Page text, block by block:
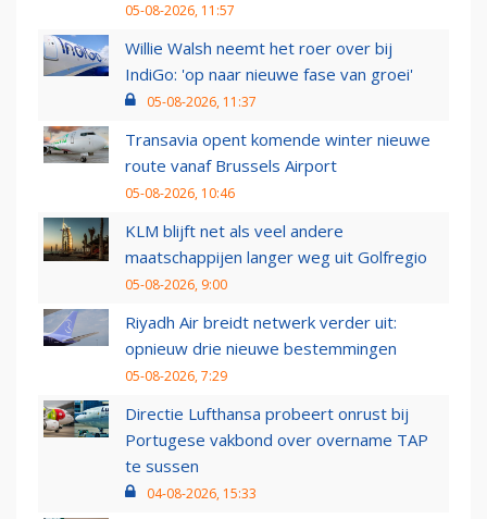
05-08-2026, 11:57
Willie Walsh neemt het roer over bij
IndiGo: 'op naar nieuwe fase van groei'
05-08-2026, 11:37
Transavia opent komende winter nieuwe
route vanaf Brussels Airport
05-08-2026, 10:46
KLM blijft net als veel andere
maatschappijen langer weg uit Golfregio
05-08-2026, 9:00
Riyadh Air breidt netwerk verder uit:
opnieuw drie nieuwe bestemmingen
05-08-2026, 7:29
Directie Lufthansa probeert onrust bij
Portugese vakbond over overname TAP
te sussen
04-08-2026, 15:33